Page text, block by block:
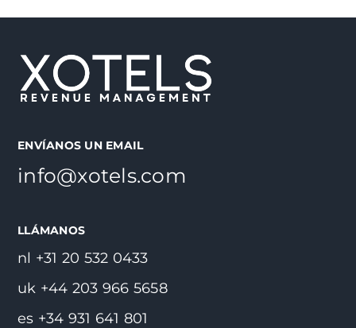
ENVÍANOS UN EMAIL
info@xotels.com
LLÁMANOS
nl +31 20 532 0433
uk +44 203 966 5658
es +34 931 641 801